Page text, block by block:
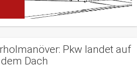
Pkw landet auf
dem Dach